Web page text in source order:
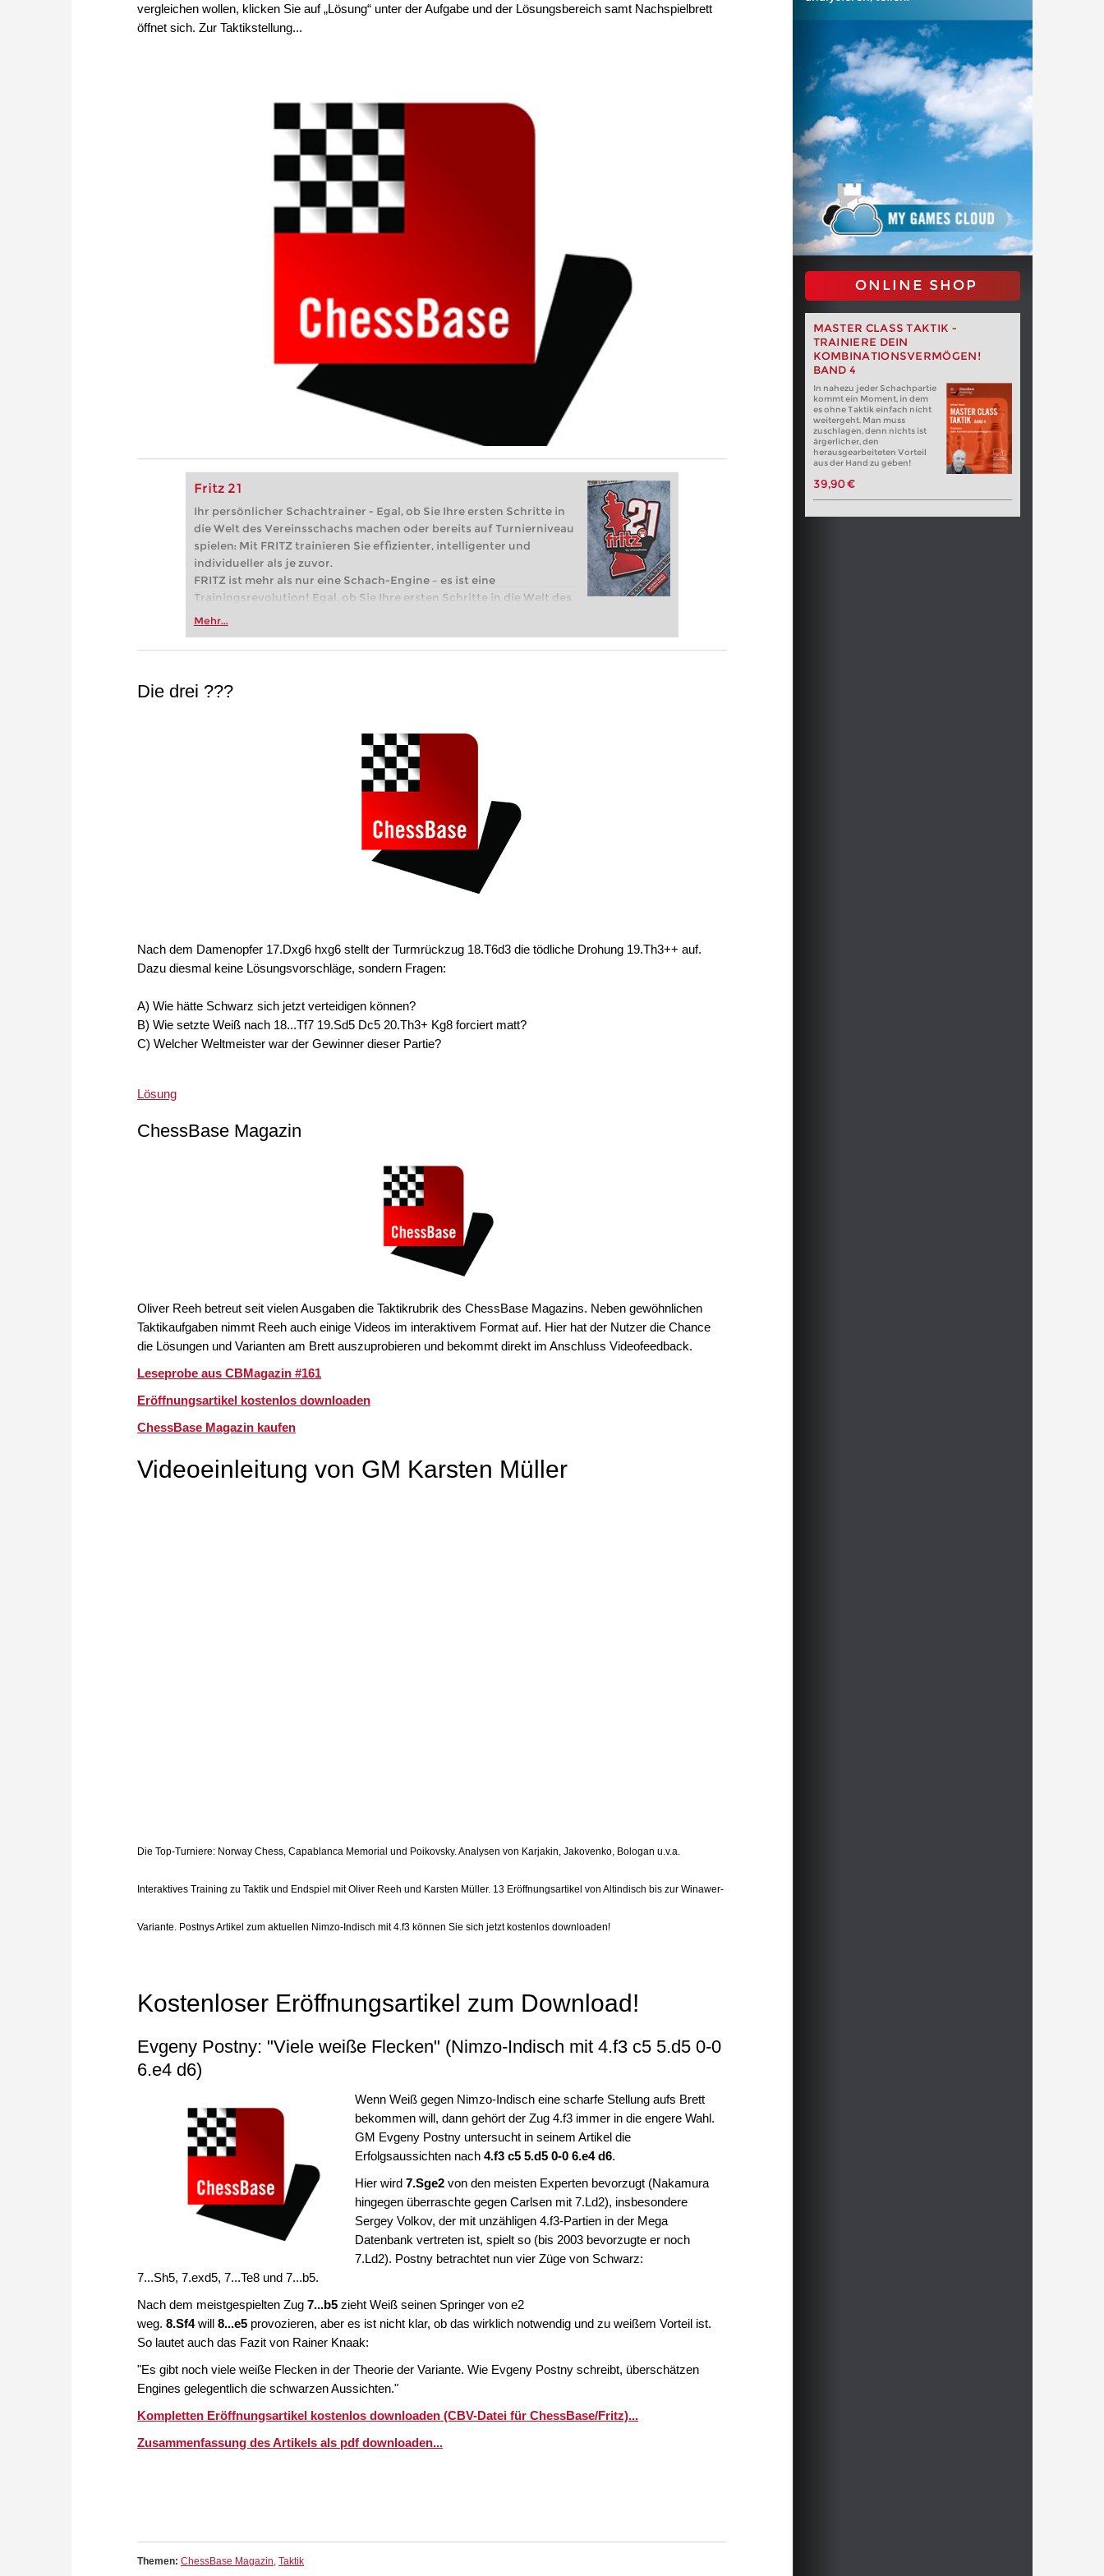
vergleichen wollen, klicken Sie auf „Lösung“ unter der Aufgabe und der Lösungsbereich samt Nachspielbrett
öffnet sich. Zur Taktikstellung...
Fritz 21
Ihr persönlicher Schachtrainer - Egal, ob Sie Ihre ersten Schritte in
die Welt des Vereinsschachs machen oder bereits auf Turnierniveau
spielen: Mit FRITZ trainieren Sie effizienter, intelligenter und
individueller als je zuvor.
FRITZ ist mehr als nur eine Schach-Engine – es ist eine
Trainingsrevolution! Egal, ob Sie Ihre ersten Schritte in die Welt des
Vereinsschachs machen oder bereits auf Turnierniveau spielen: Mit
zuvor.
Mehr...
ONLINE SHOP
MASTER CLASS TAKTIK -
TRAINIERE DEIN
KOMBINATIONSVERMÖGEN!
BAND 4
In nahezu jeder Schachpartie
kommt ein Moment, in dem
es ohne Taktik einfach nicht
weitergeht. Man muss
zuschlagen, denn nichts ist
ärgerlicher, den
herausgearbeiteten Vorteil
aus der Hand zu geben!
39,90 €
Die drei ???
Nach dem Damenopfer 17.Dxg6 hxg6 stellt der Turmrückzug 18.T6d3 die tödliche Drohung 19.Th3++ auf.
Dazu diesmal keine Lösungsvorschläge, sondern Fragen:
A) Wie hätte Schwarz sich jetzt verteidigen können?
B) Wie setzte Weiß nach 18...Tf7 19.Sd5 Dc5 20.Th3+ Kg8 forciert matt?
C) Welcher Weltmeister war der Gewinner dieser Partie?
Lösung
ChessBase Magazin
Oliver Reeh betreut seit vielen Ausgaben die Taktikrubrik des ChessBase Magazins. Neben gewöhnlichen
Taktikaufgaben nimmt Reeh auch einige Videos im interaktivem Format auf. Hier hat der Nutzer die Chance
die Lösungen und Varianten am Brett auszuprobieren und bekommt direkt im Anschluss Videofeedback.
Leseprobe aus CBMagazin #161
Eröffnungsartikel kostenlos downloaden
ChessBase Magazin kaufen
Videoeinleitung von GM Karsten Müller
Die Top-Turniere: Norway Chess, Capablanca Memorial und Poikovsky. Analysen von Karjakin, Jakovenko, Bologan u.v.a.
Interaktives Training zu Taktik und Endspiel mit Oliver Reeh und Karsten Müller. 13 Eröffnungsartikel von Altindisch bis zur Winawer-
Variante. Postnys Artikel zum aktuellen Nimzo-Indisch mit 4.f3 können Sie sich jetzt kostenlos downloaden!
Kostenloser Eröffnungsartikel zum Download!
Evgeny Postny: "Viele weiße Flecken" (Nimzo-Indisch mit 4.f3 c5 5.d5 0-0
6.e4 d6)
Wenn Weiß gegen Nimzo-Indisch eine scharfe Stellung aufs Brett
bekommen will, dann gehört der Zug 4.f3 immer in die engere Wahl.
GM Evgeny Postny untersucht in seinem Artikel die
Erfolgsaussichten nach 4.f3 c5 5.d5 0-0 6.e4 d6.
Hier wird 7.Sge2 von den meisten Experten bevorzugt (Nakamura
hingegen überraschte gegen Carlsen mit 7.Ld2), insbesondere
Sergey Volkov, der mit unzähligen 4.f3-Partien in der Mega
Datenbank vertreten ist, spielt so (bis 2003 bevorzugte er noch
7.Ld2). Postny betrachtet nun vier Züge von Schwarz:
7...Sh5, 7.exd5, 7...Te8 und 7...b5.
Nach dem meistgespielten Zug 7...b5 zieht Weiß seinen Springer von e2
weg. 8.Sf4will 8...e5 provozieren, aber es ist nicht klar, ob das wirklich notwendig und zu weißem Vorteil ist.
So lautet auch das Fazit von Rainer Knaak:
"Es gibt noch viele weiße Flecken in der Theorie der Variante. Wie Evgeny Postny schreibt, überschätzen
Engines gelegentlich die schwarzen Aussichten."
Kompletten Eröffnungsartikel kostenlos downloaden (CBV-Datei für ChessBase/Fritz)...
Zusammenfassung des Artikels als pdf downloaden...
Themen: ChessBase Magazin, Taktik